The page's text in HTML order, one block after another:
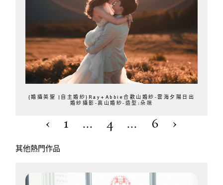
{婚攝英聖 |自主婚紗}Ray+Abbie合歡山婚紗-雲海夕陽日出
婚紗攝影-高山婚紗-造型:朵咪
‹ 1 ... 4 ... 6 ›
其他熱門作品